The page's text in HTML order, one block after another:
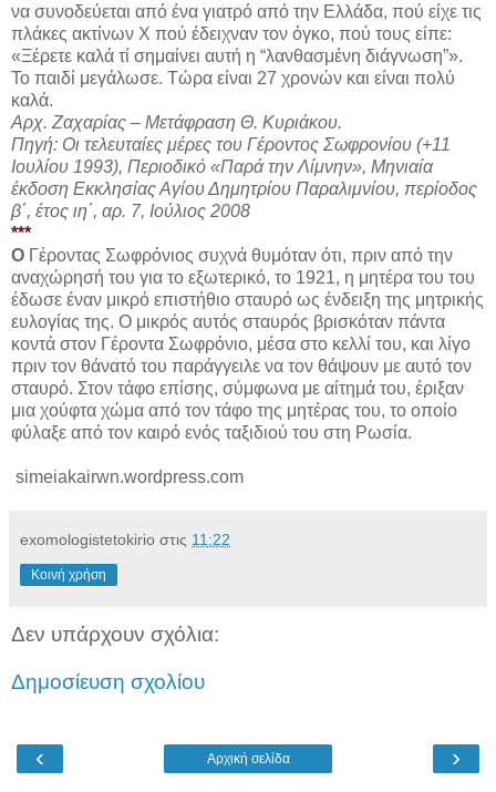
να συνοδεύεται από ένα γιατρό από την Ελλάδα, πού είχε τις
πλάκες ακτίνων Χ πού έδειχναν τον όγκο, πού τους είπε:
«Ξέρετε καλά τί σημαίνει αυτή η “λανθασμένη διάγνωση”».
Το παιδί μεγάλωσε. Τώρα είναι 27 χρονών και είναι πολύ
καλά.
Αρχ. Ζαχαρίας – Μετάφραση Θ. Κυριάκου.
Πηγή: Οι τελευταίες μέρες του Γέροντος Σωφρονίου (+11
Ιουλίου 1993), Περιοδικό «Παρά την Λίμνην», Μηνιαία
έκδοση Εκκλησίας Αγίου Δημητρίου Παραλιμνίου, περίοδος
β΄, έτος ιη΄, αρ. 7, Ιούλιος 2008
***
Ο Γέροντας Σωφρόνιος συχνά θυμόταν ότι, πριν από την
αναχώρησή του για το εξωτερικό, το 1921, η μητέρα του του
έδωσε έναν μικρό επιστήθιο σταυρό ως ένδειξη της μητρικής
ευλογίας της. Ο μικρός αυτός σταυρός βρισκόταν πάντα
κοντά στον Γέροντα Σωφρόνιο, μέσα στο κελλί του, και λίγο
πριν τον θάνατό του παράγγειλε να τον θάψουν με αυτό τον
σταυρό. Στον τάφο επίσης, σύμφωνα με αίτημά του, έριξαν
μια χούφτα χώμα από τον τάφο της μητέρας του, το οποίο
φύλαξε από τον καιρό ενός ταξιδιού του στη Ρωσία.
simeiakairwn.wordpress.com
exomologistetokirio στις 11:22
Κοινή χρήση
Δεν υπάρχουν σχόλια:
Δημοσίευση σχολίου
‹ ›
Αρχική σελίδα